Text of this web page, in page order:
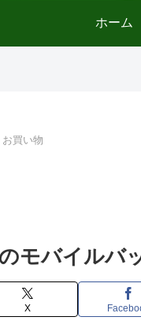
ホーム
お買い物
モバイルバ
X